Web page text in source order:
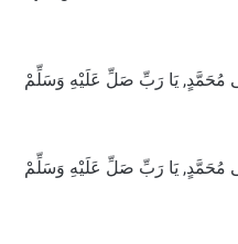
مُحَمَّدٍ, يَا رَبِّ صَلِّ عَلَيْهِ وَسَلِّمْ
مُحَمَّدٍ, يَا رَبِّ صَلِّ عَلَيْهِ وَسَلِّمْ